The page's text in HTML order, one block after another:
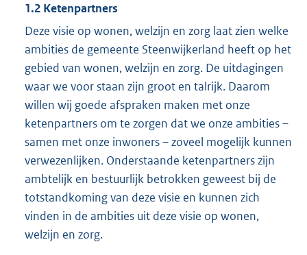
1.2 Ketenpartners
Deze visie op wonen, welzijn en zorg laat zien welke
ambities de gemeente Steenwijkerland heeft op het
gebied van wonen, welzijn en zorg. De uitdagingen
waar we voor staan zijn groot en talrijk. Daarom
willen wij goede afspraken maken met onze
ketenpartners om te zorgen dat we onze ambities –
samen met onze inwoners – zoveel mogelijk kunnen
verwezenlijken. Onderstaande ketenpartners zijn
ambtelijk en bestuurlijk betrokken geweest bij de
totstandkoming van deze visie en kunnen zich
vinden in de ambities uit deze visie op wonen,
welzijn en zorg.